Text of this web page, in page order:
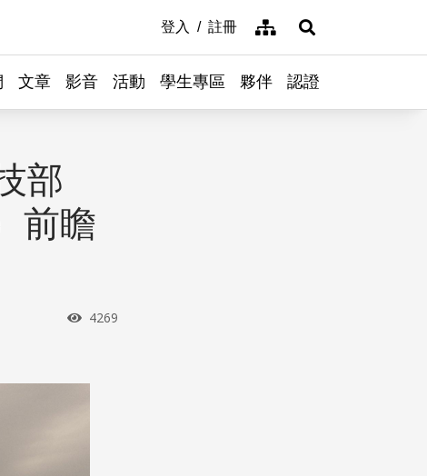
登入 註冊 網站導覽展開搜尋
文章 影音 活動 學生專區 夥伴 認證
部
前瞻
瀏覽次數
4269